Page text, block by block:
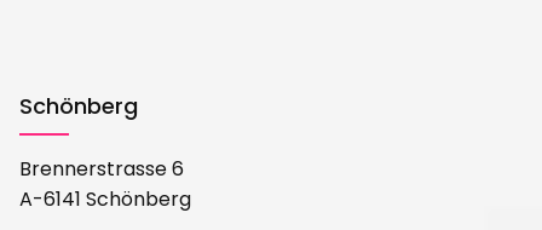
Schönberg
Brennerstrasse 6
A-6141 Schönberg